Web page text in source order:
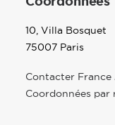
10, Villa Bosquet
75007 Paris
Contacter France
Coordonnées par